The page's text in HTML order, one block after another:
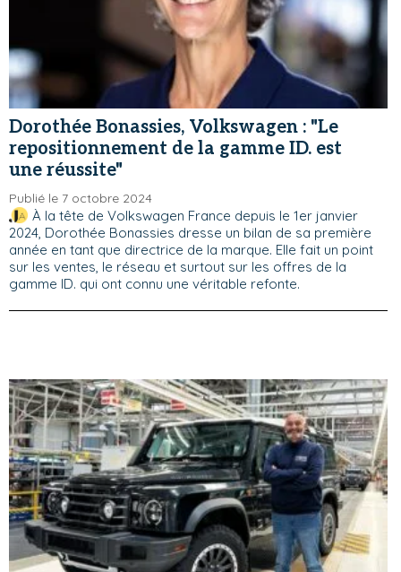
Dorothée Bonassies, Volkswagen : "Le
repositionnement de la gamme ID. est
une réussite"
Publié le 7 octobre 2024
À la tête de Volkswagen France depuis le 1er janvier
2024, Dorothée Bonassies dresse un bilan de sa première
année en tant que directrice de la marque. Elle fait un point
sur les ventes, le réseau et surtout sur les offres de la
gamme ID. qui ont connu une véritable refonte.